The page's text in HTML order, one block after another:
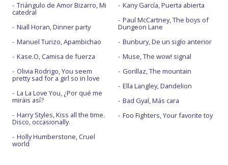
Triángulo de Amor Bizarro, Mi
catedral
Niall Horan, Dinner party
Manuel Turizo, Apambichao
Kase.O, Camisa de fuerza
Olivia Rodrigo, You seem
pretty sad for a girl so in love
La La Love You, ¿Por qué me
miráis así?
Harry Styles, Kiss all the time.
Disco, occasionally.
Holly Humberstone, Cruel
world
Kany García, Puerta abierta
Paul McCartney, The boys of
Dungeon Lane
Bunbury, De un siglo anterior
Muse, The wow! signal
Gorillaz, The mountain
Ella Langley, Dandelion
Bad Gyal, Más cara
Foo Fighters, Your favorite toy